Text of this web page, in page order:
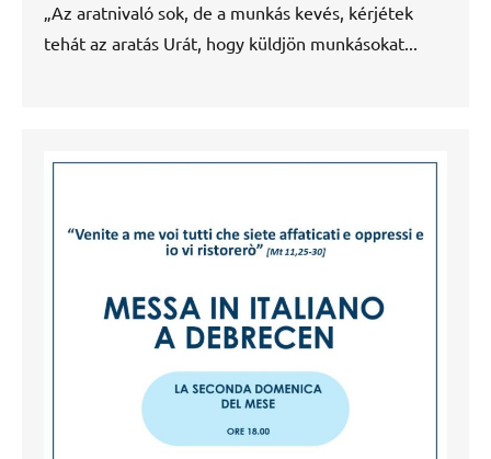
„Az aratnivaló sok, de a munkás kevés, kérjétek
tehát az aratás Urát, hogy küldjön munkásokat...